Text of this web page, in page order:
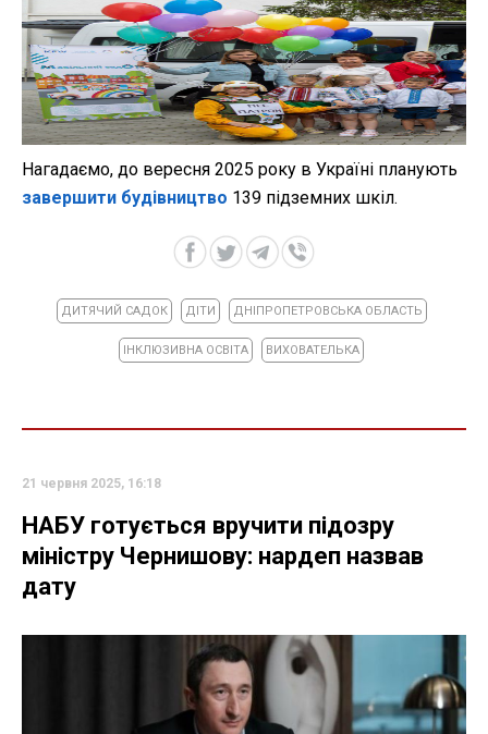
Нагадаємо, до вересня 2025 року в Україні планують
завершити будівництво 139 підземних шкіл.
ДИТЯЧИЙ САДОК ДІТИ ДНІПРОПЕТРОВСЬКА ОБЛАСТЬ
ІНКЛЮЗИВНА ОСВІТА ВИХОВАТЕЛЬКА
21 червня 2025, 16:18
НАБУ готується вручити підозру
міністру Чернишову: нардеп назвав
дату